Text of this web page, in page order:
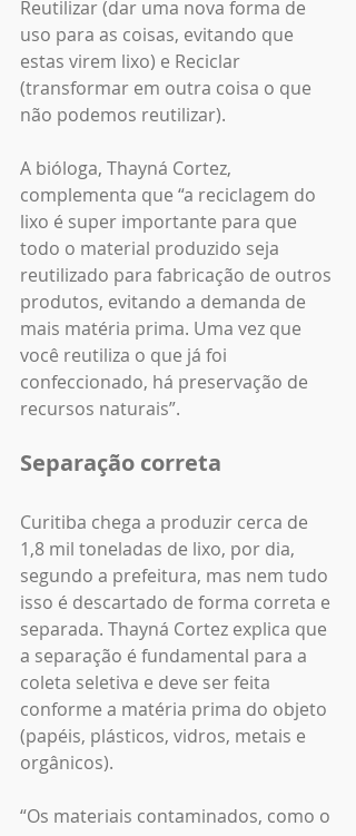
Reutilizar (dar uma nova forma de
uso para as coisas, evitando que
estas virem lixo) e Reciclar
(transformar em outra coisa o que
não podemos reutilizar).
A bióloga, Thayná Cortez,
complementa que “a reciclagem do
lixo é super importante para que
todo o material produzido seja
reutilizado para fabricação de outros
produtos, evitando a demanda de
mais matéria prima. Uma vez que
você reutiliza o que já foi
confeccionado, há preservação de
recursos naturais”.
Separação correta
Curitiba chega a produzir cerca de
1,8 mil toneladas de lixo, por dia,
segundo a prefeitura, mas nem tudo
isso é descartado de forma correta e
separada. Thayná Cortez explica que
a separação é fundamental para a
coleta seletiva e deve ser feita
conforme a matéria prima do objeto
(papéis, plásticos, vidros, metais e
orgânicos).
“Os materiais contaminados, como o